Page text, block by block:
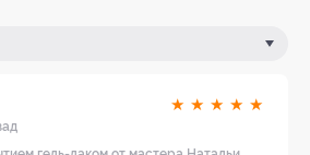
★ ★ ★ ★ ★